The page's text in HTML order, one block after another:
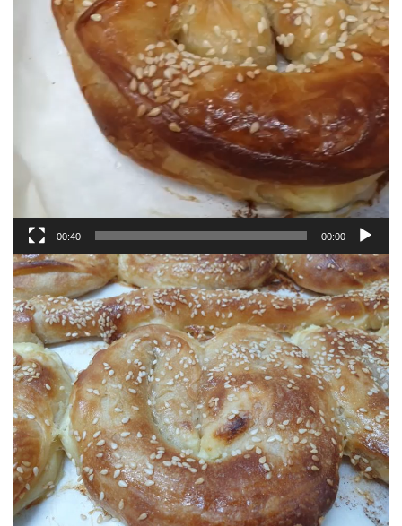
00:00
00:40